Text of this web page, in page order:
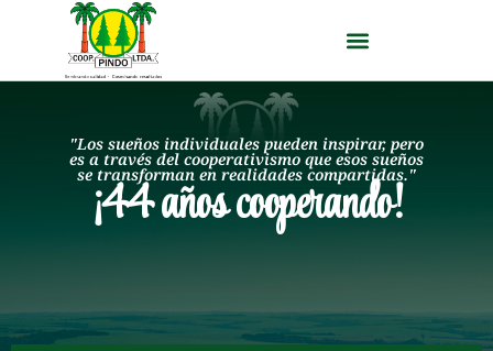
"Los sueños individuales pueden inspirar, pero
es a través del cooperativismo que esos sueños
se transforman en realidades compartidas."
¡44 años cooperando!